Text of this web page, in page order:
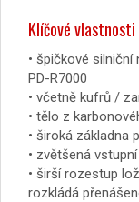
Klíčové vlastnosti
• špičkové silniční
PD-R7000
• včetně kufrů /
• tělo z
• široká základna
• zvětšená
• širší rozestup
rozkládá